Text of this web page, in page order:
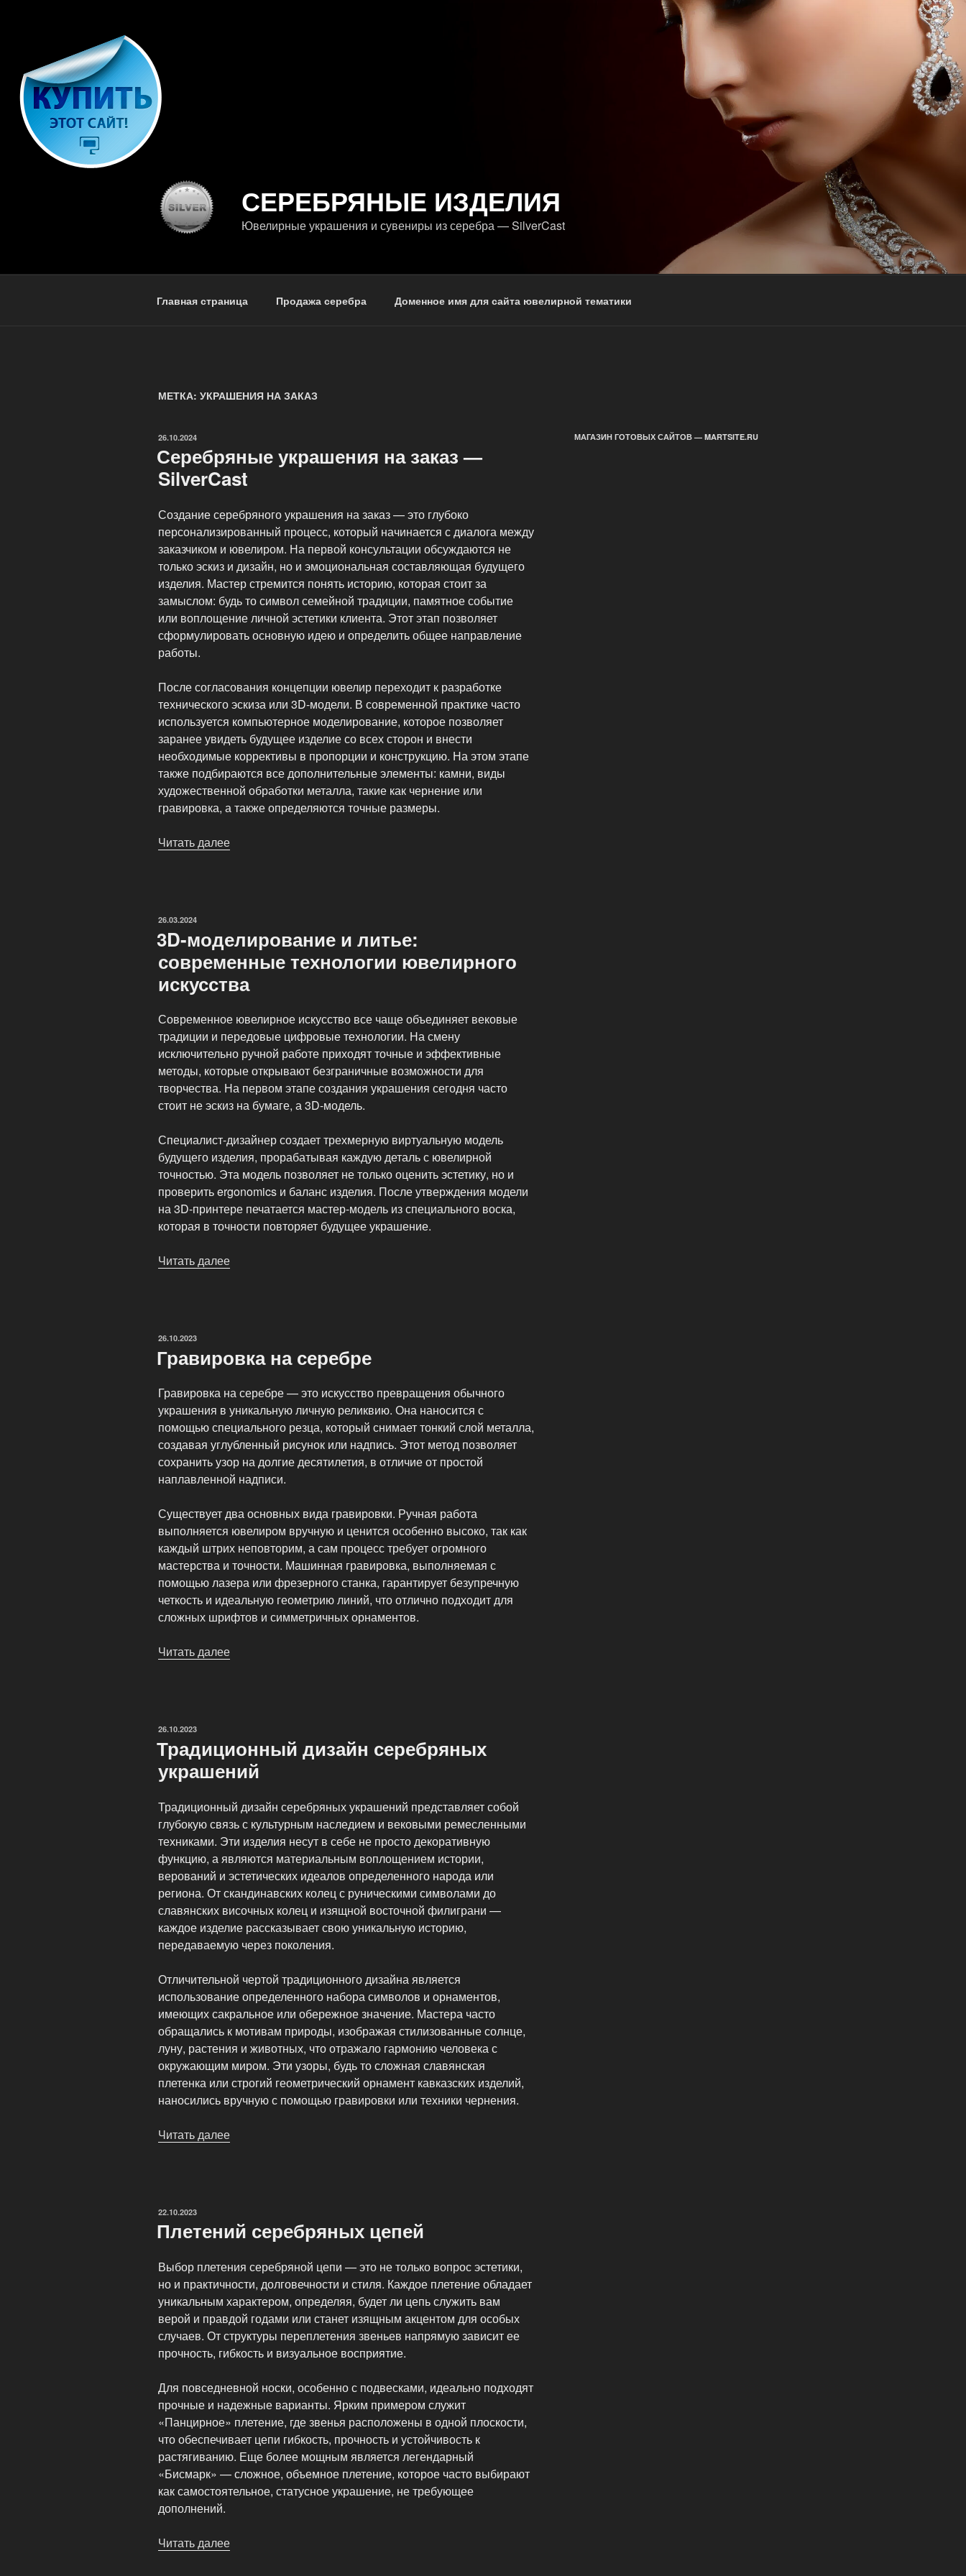
СЕРЕБРЯНЫЕ ИЗДЕЛИЯ
Ювелирные украшения и сувениры из серебра — SilverCast
Главная страница Продажа серебра Доменное имя для сайта ювелирной тематики
МЕТКА: УКРАШЕНИЯ НА ЗАКАЗ
ОПУБЛИКОВАНО
26.10.2024
Серебряные украшения на заказ —
SilverCast
Создание серебряного украшения на заказ — это глубоко
персонализированный процесс, который начинается с диалога между
заказчиком и ювелиром. На первой консультации обсуждаются не
только эскиз и дизайн, но и эмоциональная составляющая будущего
изделия. Мастер стремится понять историю, которая стоит за
замыслом: будь то символ семейной традиции, памятное событие
или воплощение личной эстетики клиента. Этот этап позволяет
сформулировать основную идею и определить общее направление
работы.
После согласования концепции ювелир переходит к разработке
технического эскиза или 3D-модели. В современной практике часто
используется компьютерное моделирование, которое позволяет
заранее увидеть будущее изделие со всех сторон и внести
необходимые коррективы в пропорции и конструкцию. На этом этапе
также подбираются все дополнительные элементы: камни, виды
художественной обработки металла, такие как чернение или
гравировка, а также определяются точные размеры.
Читать далее
ОПУБЛИКОВАНО
26.03.2024
3D-моделирование и литье:
современные технологии ювелирного
искусства
Современное ювелирное искусство все чаще объединяет вековые
традиции и передовые цифровые технологии. На смену
исключительно ручной работе приходят точные и эффективные
методы, которые открывают безграничные возможности для
творчества. На первом этапе создания украшения сегодня часто
стоит не эскиз на бумаге, а 3D-модель.
Специалист-дизайнер создает трехмерную виртуальную модель
будущего изделия, прорабатывая каждую деталь с ювелирной
точностью. Эта модель позволяет не только оценить эстетику, но и
проверить ergonomics и баланс изделия. После утверждения модели
на 3D-принтере печатается мастер-модель из специального воска,
которая в точности повторяет будущее украшение.
Читать далее
ювелирного
ОПУБЛИКОВАНО
26.10.2023
Гравировка на серебре
Гравировка на серебре — это искусство превращения обычного
украшения в уникальную личную реликвию. Она наносится с
помощью специального резца, который снимает тонкий слой металла,
создавая углубленный рисунок или надпись. Этот метод позволяет
сохранить узор на долгие десятилетия, в отличие от простой
наплавленной надписи.
Существует два основных вида гравировки. Ручная работа
выполняется ювелиром вручную и ценится особенно высоко, так как
каждый штрих неповторим, а сам процесс требует огромного
мастерства и точности. Машинная гравировка, выполняемая с
помощью лазера или фрезерного станка, гарантирует безупречную
четкость и идеальную геометрию линий, что отлично подходит для
сложных шрифтов и симметричных орнаментов.
Читать далее
ОПУБЛИКОВАНО
26.10.2023
Традиционный дизайн серебряных
украшений
Традиционный дизайн серебряных украшений представляет собой
глубокую связь с культурным наследием и вековыми ремесленными
техниками. Эти изделия несут в себе не просто декоративную
функцию, а являются материальным воплощением истории,
верований и эстетических идеалов определенного народа или
региона. От скандинавских колец с руническими символами до
славянских височных колец и изящной восточной филиграни —
каждое изделие рассказывает свою уникальную историю,
передаваемую через поколения.
Отличительной чертой традиционного дизайна является
использование определенного набора символов и орнаментов,
имеющих сакральное или обережное значение. Мастера часто
обращались к мотивам природы, изображая стилизованные солнце,
луну, растения и животных, что отражало гармонию человека с
окружающим миром. Эти узоры, будь то сложная славянская
плетенка или строгий геометрический орнамент кавказских изделий,
наносились вручную с помощью гравировки или техники чернения.
Читать далее
ОПУБЛИКОВАНО
22.10.2023
Плетений серебряных цепей
Выбор плетения серебряной цепи — это не только вопрос эстетики,
но и практичности, долговечности и стиля. Каждое плетение обладает
уникальным характером, определяя, будет ли цепь служить вам
верой и правдой годами или станет изящным акцентом для особых
случаев. От структуры переплетения звеньев напрямую зависит ее
прочность, гибкость и визуальное восприятие.
Для повседневной носки, особенно с подвесками, идеально подходят
прочные и надежные варианты. Ярким примером служит
«Панцирное» плетение, где звенья расположены в одной плоскости,
что обеспечивает цепи гибкость, прочность и устойчивость к
растягиванию. Еще более мощным является легендарный
«Бисмарк» — сложное, объемное плетение, которое часто выбирают
как самостоятельное, статусное украшение, не требующее
дополнений.
Читать далее
МАГАЗИН ГОТОВЫХ САЙТОВ — MARTSITE.RU